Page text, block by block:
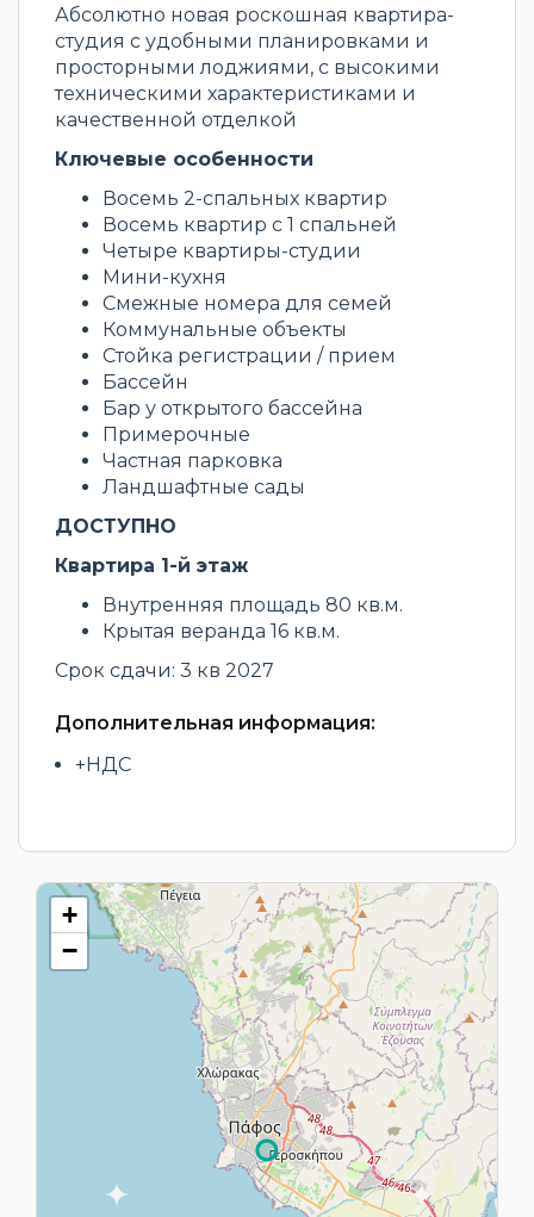
Абсолютно новая роскошная квартира-
студия с удобными планировками и
просторными лоджиями, с высокими
техническими характеристиками и
качественной отделкой
Ключевые особенности
Восемь 2-спальных квартир
Восемь квартир с 1 спальней
Четыре квартиры-студии
Мини-кухня
Смежные номера для семей
Коммунальные объекты
Стойка регистрации / прием
Бассейн
Бар у открытого бассейна
Примерочные
Частная парковка
Ландшафтные сады
ДОСТУПНО
Квартира 1-й этаж
Внутренняя площадь 80 кв.м.
Крытая веранда 16 кв.м.
Срок сдачи: 3 кв 2027
Дополнительная информация:
+НДС
+
−